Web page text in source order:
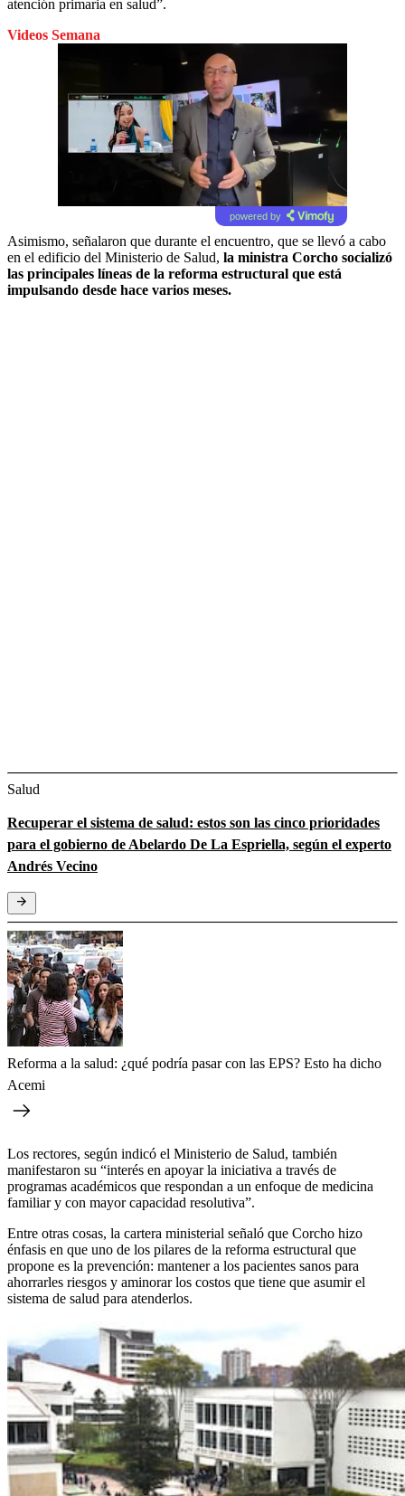
atención primaria en salud”.
Videos Semana
powered by
Asimismo, señalaron que durante el encuentro, que se llevó a cabo
en el edificio del Ministerio de Salud, la ministra Corcho socializó
las principales líneas de la reforma estructural que está
impulsando desde hace varios meses.
Salud
Recuperar el sistema de salud: estos son las cinco prioridades
para el gobierno de Abelardo De La Espriella, según el experto
Andrés Vecino
Reforma a la salud: ¿qué podría pasar con las EPS? Esto ha dicho
Acemi
Los rectores, según indicó el Ministerio de Salud, también
manifestaron su “interés en apoyar la iniciativa a través de
programas académicos que respondan a un enfoque de medicina
familiar y con mayor capacidad resolutiva”.
Entre otras cosas, la cartera ministerial señaló que Corcho hizo
énfasis en que uno de los pilares de la reforma estructural que
propone es la prevención: mantener a los pacientes sanos para
ahorrarles riesgos y aminorar los costos que tiene que asumir el
sistema de salud para atenderlos.